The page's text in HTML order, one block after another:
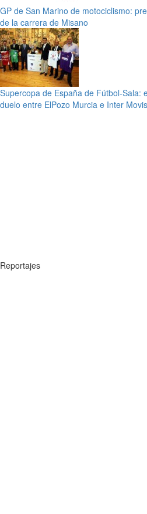
GP de San Marino de motociclismo:
de la carrera de Misano
Supercopa de España de Fútbol-Sala:
duelo entre ElPozo Murcia e Inter
Reportajes